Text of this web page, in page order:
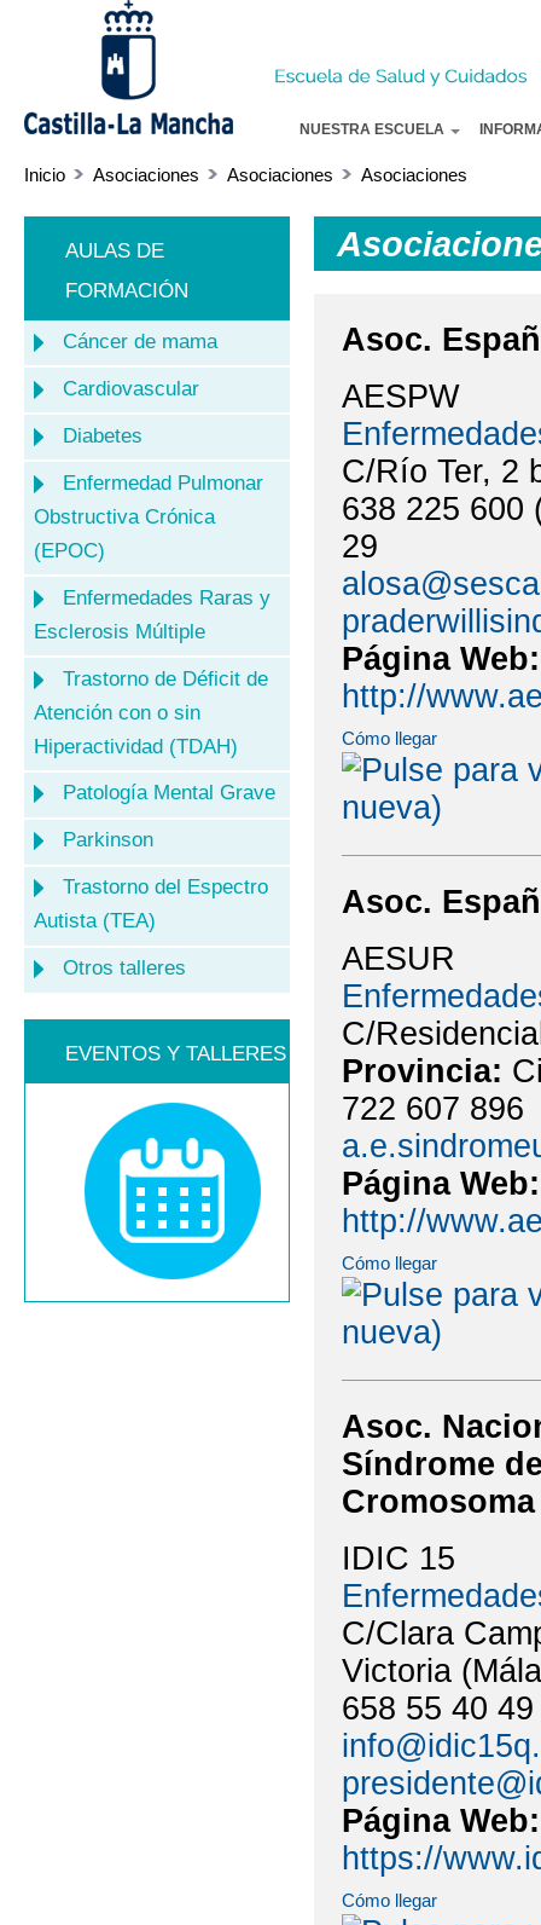
NUESTRA ESCUELA
Inicio Asociaciones Asociaciones Asociaciones
AULAS DE
FORMACIÓN
Cáncer de mama
Cardiovascular
Diabetes
Enfermedad Pulmonar
Obstructiva Crónica
(EPOC)
Enfermedades Raras y
Esclerosis Múltiple
Trastorno de Déficit de
Atención con o sin
Hiperactividad (TDAH)
Patología Mental Grave
Parkinson
Trastorno del Espectro
Autista (TEA)
Otros talleres
EVENTOS Y TALLERES
Asoc.
AESPW
C/Río Ter, 2
638 225 600
29
Página
http://
Cómo llegar
Asoc.
AESUR
C/
Provincia:
722 607 896
Página
http://
Cómo llegar
Asoc.
Síndrome
Cromosoma
IDIC 15
C/Clara
Victoria
658 55 40 49
Página
https://
Cómo llegar